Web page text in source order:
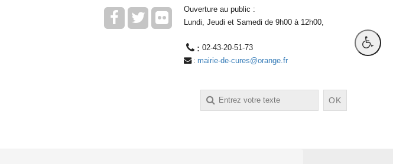
Ouverture au public :
Lundi, Jeudi et Samedi de 9h00 à 12h00,
: 02-43-20-51-73
: mairie-de-cures@orange.fr
OK